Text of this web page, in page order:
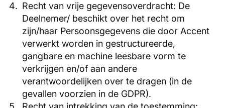
Recht van vrije gegevensoverdracht: De
Deelnemer/ beschikt over het recht om
zijn/haar Persoonsgegevens die door Accent
verwerkt worden in gestructureerde,
gangbare en machine leesbare vorm te
verkrijgen en/of aan andere
verantwoordelijken over te dragen (in de
gevallen voorzien in de GDPR).